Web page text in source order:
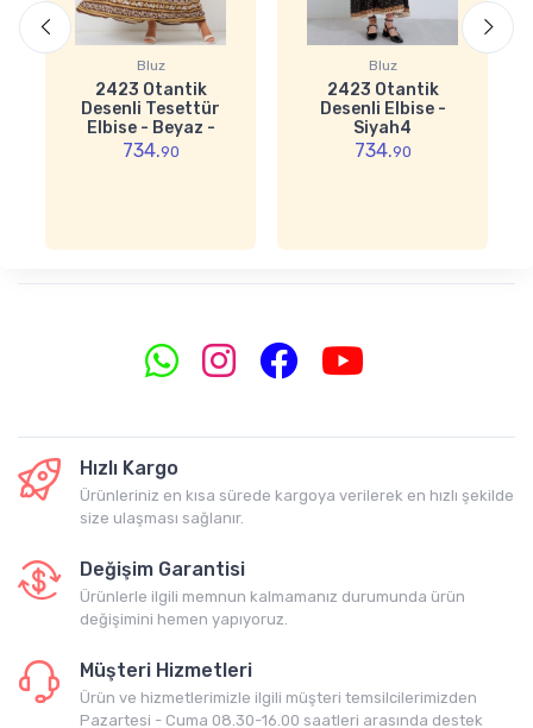
Bluz
2423 Otantik
Desenli Tesettür
Elbise - Beyaz -
Kahve
734.90
Bluz
2423 Otantik
Desenli Elbise -
Siyah4
734.90
Hızlı Kargo
Ürünleriniz en kısa sürede kargoya verilerek en hızlı şekilde
size ulaşması sağlanır.
Değişim Garantisi
Ürünlerle ilgili memnun kalmamanız durumunda ürün
değişimini hemen yapıyoruz.
Müşteri Hizmetleri
Ürün ve hizmetlerimizle ilgili müşteri temsilcilerimizden
Pazartesi - Cuma 08.30-16.00 saatleri arasında destek